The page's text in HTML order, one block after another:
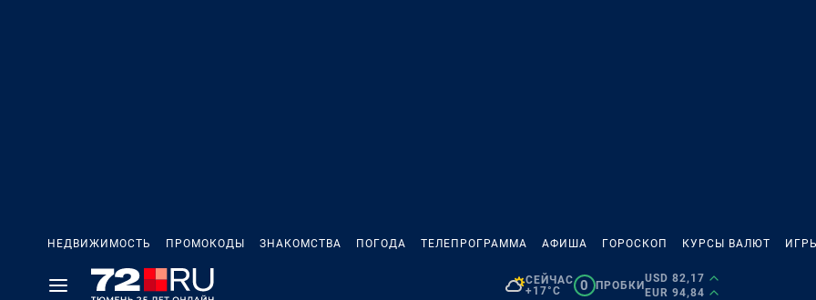
НЕДВИЖИМОСТЬ ПРОМОКОДЫ ЗНАКОМСТВА ПОГОДА ТЕЛЕПРОГРАММА АФИША ГОРОСКОП КУРСЫ ВАЛЮТ
СЕЙЧАС
+17°C
0 ПРОБКИ
USD 82,17
EUR 94,84